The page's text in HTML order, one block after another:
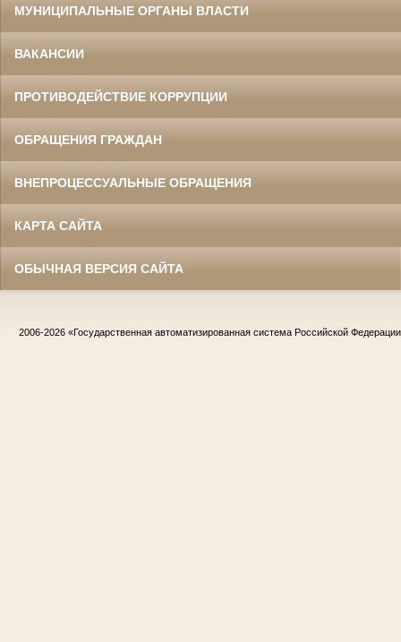
МУНИЦИПАЛЬНЫЕ ОРГАНЫ ВЛАСТИ
ВАКАНСИИ
ПРОТИВОДЕЙСТВИЕ КОРРУПЦИИ
ОБРАЩЕНИЯ ГРАЖДАН
ВНЕПРОЦЕССУАЛЬНЫЕ ОБРАЩЕНИЯ
КАРТА САЙТА
ОБЫЧНАЯ ВЕРСИЯ САЙТА
2006-2026 «Государственная автоматизированная система Российской